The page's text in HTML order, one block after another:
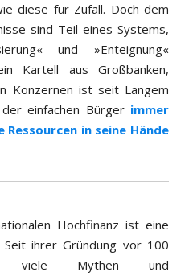
diese für Zufall. Doch dem
sind Teil eines Systems,
und »Enteignung«
Kartell aus Großbanken,
Konzernen ist seit Langem
einfachen Bürger immer
in seine Hände
Hochfinanz ist eine
Seit ihrer Gründung vor 100
viele Mythen und